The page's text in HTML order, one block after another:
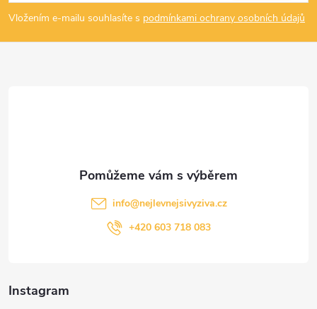
p
a
Vložením e-mailu souhlasíte s podmínkami ochrany osobních údajů
Instagram
info@nejlevnejsivyziva.cz
+420 603 718 083